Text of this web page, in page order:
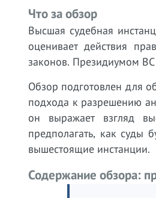
Что за обзор
Высшая судебная
оценивает действия
законов. Президиумом
Обзор подготовлен для
подхода к разрешению
он выражает взгляд
предполагать, как суды
вышестоящие инстанции.
Содержание обзора: